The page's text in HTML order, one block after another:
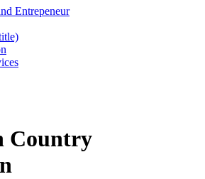
Entrepeneur
Country